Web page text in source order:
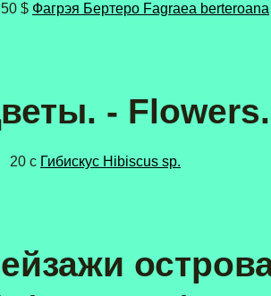
$ Фагрэя Бертеро Fagraea berteroana
-
20 c Гибискус Hibiscus sp.